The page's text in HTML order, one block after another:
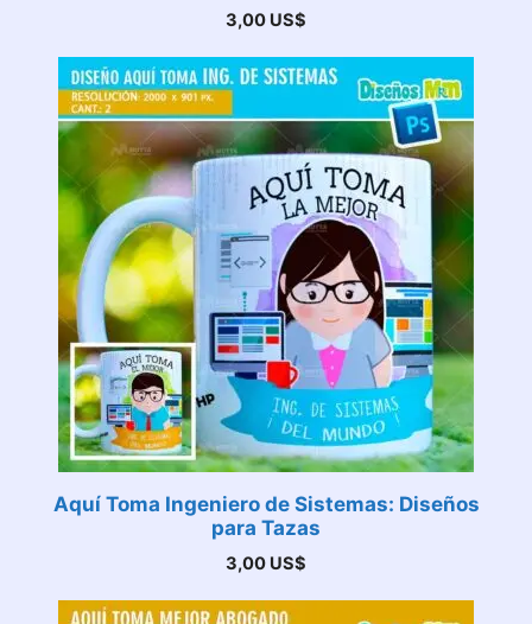
3,00 US$
Aquí Toma Ingeniero de Sistemas: Diseños
para Tazas
3,00 US$